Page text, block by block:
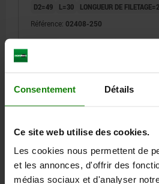
Consentement Détails
Ce site web utilise des cookies.
Les cookies nous permettent de
et les annonces, d'offrir des
médias sociaux et d'analyser
D2=49
L=30 LONGUEUR DE
Référence: 02408-250
CAO